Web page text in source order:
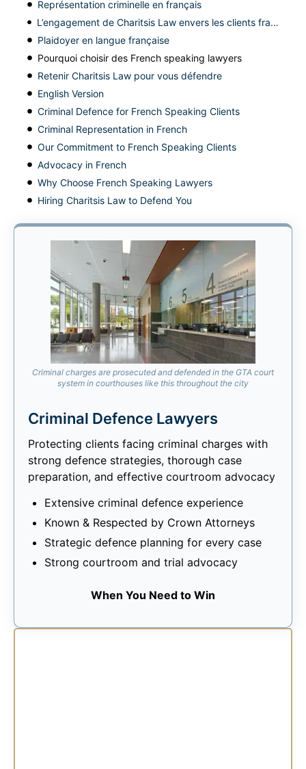
Représentation criminelle en français
L’engagement de Charitsis Law envers les clients francophones
Plaidoyer en langue française
Pourquoi choisir des French speaking lawyers
Retenir Charitsis Law pour vous défendre
English Version
Criminal Defence for French Speaking Clients
Criminal Representation in French
Our Commitment to French Speaking Clients
Advocacy in French
Why Choose French Speaking Lawyers
Hiring Charitsis Law to Defend You
Criminal charges are prosecuted and defended in the GTA court
system in courthouses like this throughout the city
Criminal Defence Lawyers
Protecting clients facing criminal charges with
strong defence strategies, thorough case
preparation, and effective courtroom advocacy
Extensive criminal defence experience
Known & Respected by Crown Attorneys
Strategic defence planning for every case
Strong courtroom and trial advocacy
When You Need to Win